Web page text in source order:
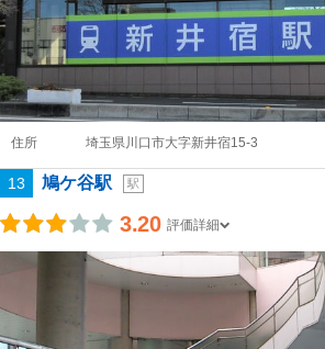
住所 埼玉県川口市大字新井宿15-3
13 鳩ケ谷駅 駅
3.20 評価詳細